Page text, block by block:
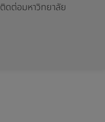
ติดต่อมหาวิทยาลัย